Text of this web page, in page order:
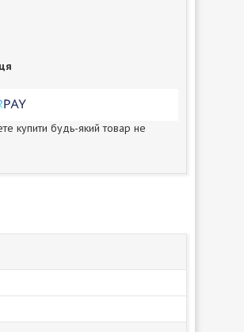
купити будь-який товар не